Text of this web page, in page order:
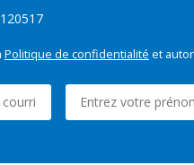
Politique de confidentialité et